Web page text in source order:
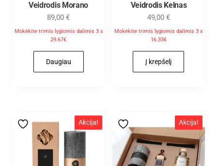
Veidrodis Morano
89,00€
Mokėkite trimis lygiomis dalimis 3 x
29.67€
Daugiau
Veidrodis Kelnas
49,00 €
Mokėkite trimis lygiomis dalimis 3 x
16.33€
Į krepšelį
Akcija! Akcija!